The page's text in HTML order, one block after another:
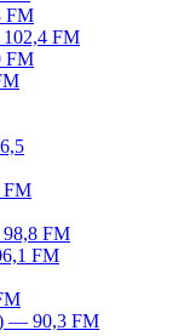
FM
FM
FM
FM
FM
FM
— 90,3 FM